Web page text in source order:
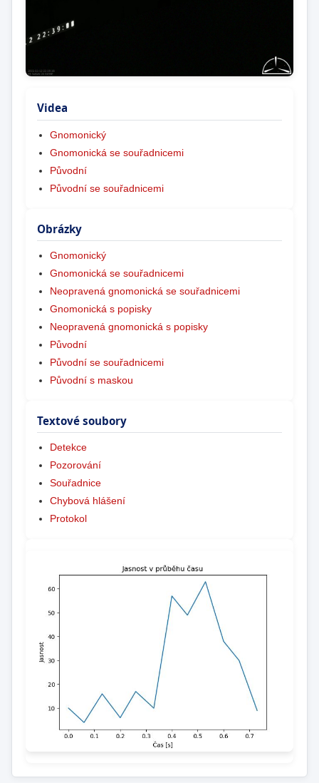
Videa
Gnomonický
Gnomonická se souřadnicemi
Původní
Původní se souřadnicemi
Obrázky
Gnomonický
Gnomonická se souřadnicemi
Neopravená gnomonická se souřadnicemi
Gnomonická s popisky
Neopravená gnomonická s popisky
Původní
Původní se souřadnicemi
Původní s maskou
Textové soubory
Detekce
Pozorování
Souřadnice
Chybová hlášení
Protokol